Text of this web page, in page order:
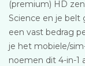
(premium) HD
Science en je
een vast bedrag
je het mobiele/
noemen dit 4-in-1